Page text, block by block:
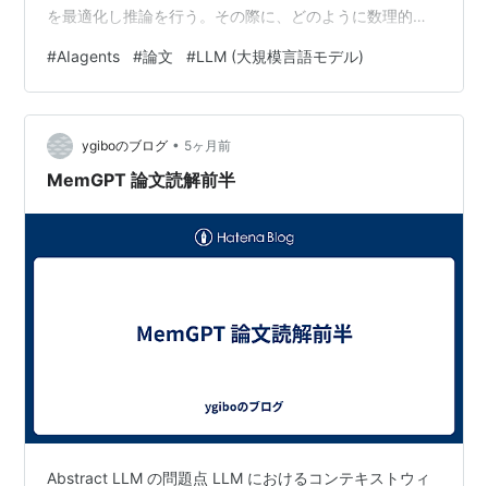
を最適化し推論を行う。その際に、どのように数理的に
状態 として時刻 の観測できないユーザーの内部状態とす
る 例 (ユーザーの目的、興味、背景等、ここからユーザ
ーの入力が生成される) 時刻 までのメッセージ集合: とし
て で時刻 までに追加されたメッセージを表す サマリー :
時刻 までの会話の全体的な文脈を圧縮した状態、…
#AIagents #論文 #LLM (大規模言語モデル)
ygiboのブログ • 5ヶ月前
MemGPT 論文読解前半
Abstract LLM の問題点 LLM におけるコンテキストウィ